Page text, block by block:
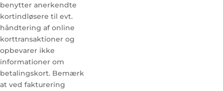
benytter anerkendte
kortindløsere til evt.
håndtering af online
korttransaktioner og
opbevarer ikke
informationer om
betalingskort. Bemærk
at ved fakturering